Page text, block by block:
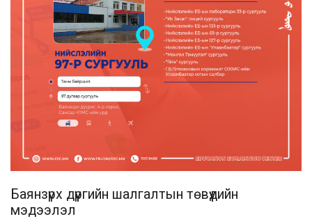
Баянзүрх дүүргийн шалгалтын төвүүдийн
мэдээлэл